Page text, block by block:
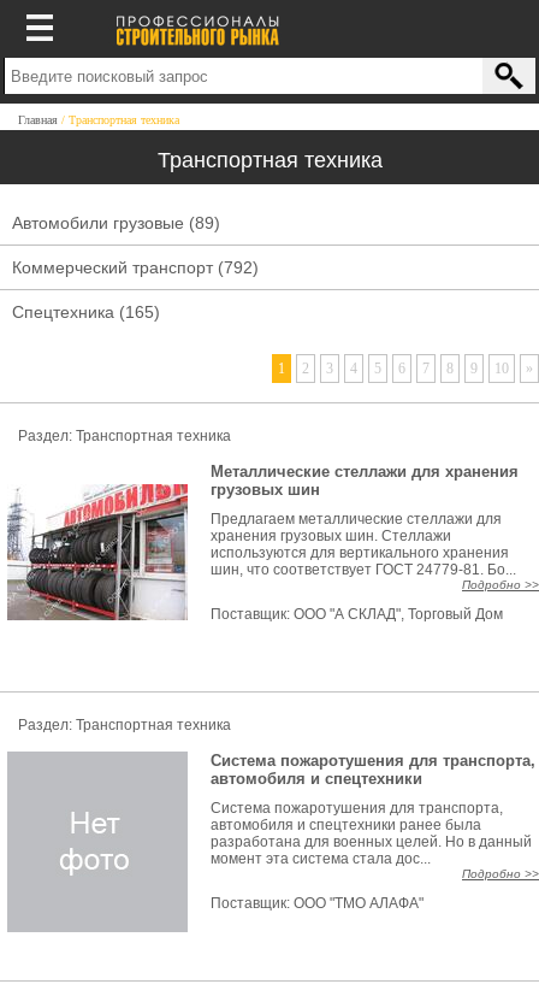
Главная Транспортная техника
Транспортная техника
Автомобили грузовые (89)
Коммерческий транспорт (792)
Спецтехника (165)
1 2 3 4 5 6 7 8 9 10 »
Раздел: Транспортная техника
Металлические стеллажи для хранения
грузовых шин
Предлагаем металлические стеллажи для
хранения грузовых шин. Стеллажи
используются для вертикального хранения
шин, что соответствует ГОСТ 24779-81. Бо...
Подробно >>
Поставщик: ООО "А СКЛАД", Торговый Дом
Раздел: Транспортная техника
Система пожаротушения для транспорта,
автомобиля и спецтехники
Система пожаротушения для транспорта,
автомобиля и спецтехники ранее была
разработана для военных целей. Но в данный
момент эта система стала дос...
Подробно >>
Поставщик: ООО "ТМО АЛАФА"